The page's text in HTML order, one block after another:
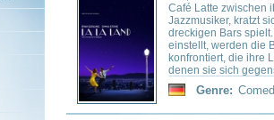
denen sie sich gegenseitig ermutigt
auseinander zu reißen.
Genre: Comedy,Drama
Munna Bhai M.B.B.S.